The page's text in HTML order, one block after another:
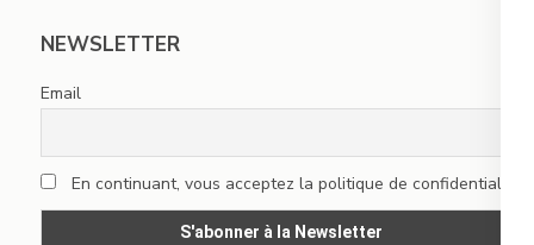
NEWSLETTER
Email
En continuant, vous acceptez la politique de confidentialité